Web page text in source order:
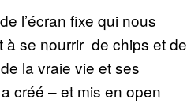
l’écran fixe qui nous
à se nourrir de chips et de
la vraie vie et ses
créé – et mis en open